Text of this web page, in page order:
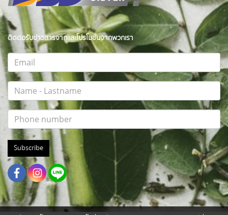
ติดต่อรับข่าวสารจากและโปรโมชั่นจากพวกเรา
Subscribe